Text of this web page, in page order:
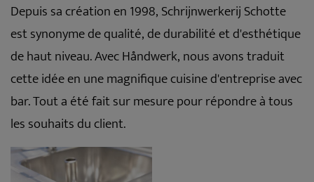
Depuis sa création en 1998, Schrijnwerkerij Schotte
est synonyme de qualité, de durabilité et d'esthétique
de haut niveau. Avec Håndwerk, nous avons traduit
cette idée en une magnifique cuisine d'entreprise avec
bar. Tout a été fait sur mesure pour répondre à tous
les souhaits du client.